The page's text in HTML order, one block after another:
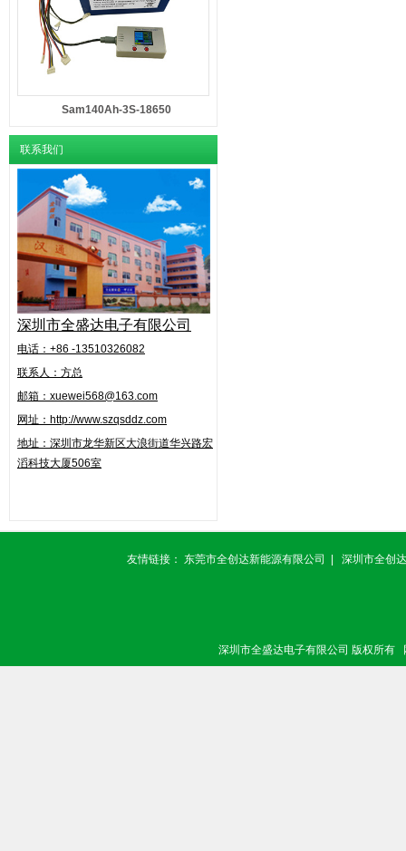
Sam140Ah-3S-18650
联系我们
深圳市全盛达电子有限公司
电话：+86 -13510326082
联系人：方总
邮箱：xuewei568@163.com
网址：http://www.szqsddz.com
地址： 深圳市龙华新区大浪街道华兴路宏
滔科技大厦506室
友情链接： 东莞市全创达新能源有限公司 深圳市全创
深圳市全盛达电子有限公司 版权所有